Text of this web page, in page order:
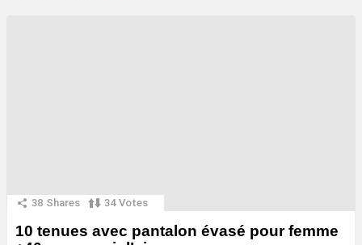
38 Shares 34 Votes
10 tenues avec pantalon évasé pour femme